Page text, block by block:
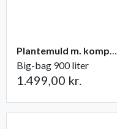
Plantemuld m. kompost fra Champost
Big-bag 900 liter
1.499,00 kr.